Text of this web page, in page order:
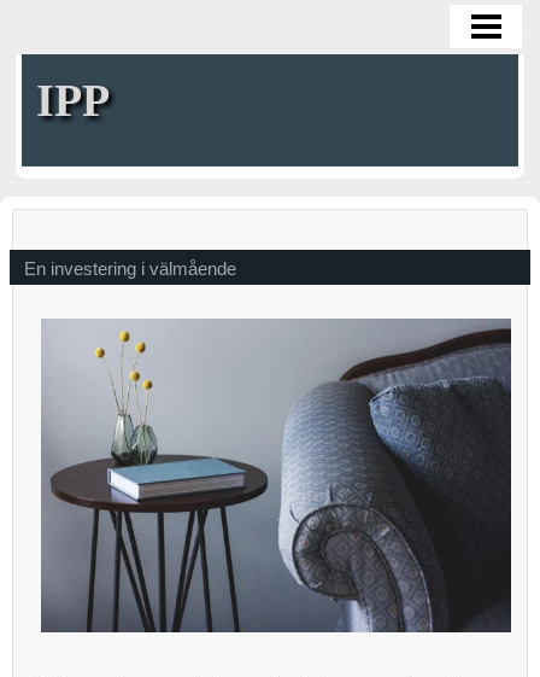
IPP
En investering i välmående